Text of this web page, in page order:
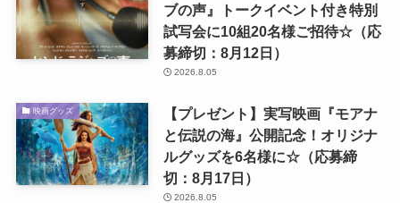
ブの声』トークイベント付き特別
試写会に10組20名様ご招待☆（応
募締切：8月12日）
2026.8.05
映画グッズ
【プレゼント】実写映画『モアナ
と伝説の海』公開記念！オリジナ
ルグッズを6名様に☆（応募締
切：8月17日）
2026.8.05